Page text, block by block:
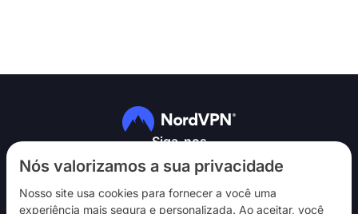
Nós valorizamos a sua privacidade
Nosso site usa cookies para fornecer a você uma
experiência mais segura e personalizada. Ao aceitar, você
Siga-nos